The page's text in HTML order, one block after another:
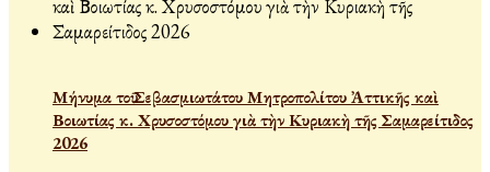
Μήνυμα τοῦ Σεβασμιωτάτου Μητροπολίτου Ἀττικῆς καὶ
Βοιωτίας κ. Χρυσοστόμου γιὰ τὴν Κυριακὴ τῆς Σαμαρείτιδος
2026